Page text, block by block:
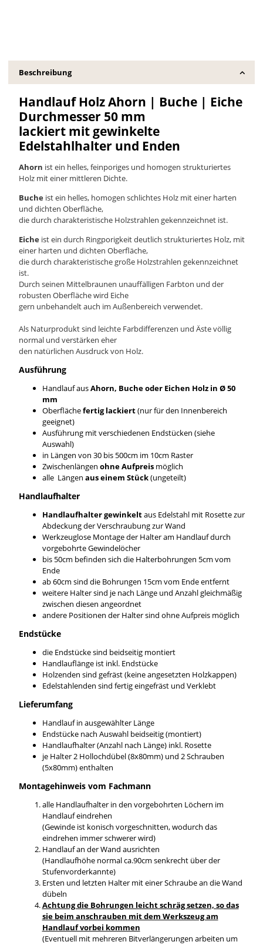
Beschreibung
Handlauf Holz Ahorn | Buche | Eiche
Durchmesser 50 mm
lackiert mit gewinkelte
Edelstahlhalter und Enden
Ahorn ist ein helles, feinporiges und homogen strukturiertes
Holz mit einer mittleren Dichte.
Bucheist ein helles, homogen schlichtes Holz mit einer harten
und dichten Oberfläche,
die durch charakteristische Holzstrahlen gekennzeichnet ist.
Eicheist ein durch Ringporigkeit deutlich strukturiertes Holz, mit
einer harten und dichten Oberfläche,
die durch charakteristische große Holzstrahlen gekennzeichnet
ist.
Durch seinen Mittelbraunen unauffälligen Farbton und der
robusten Oberfläche wird Eiche
gern unbehandelt auch im Außenbereich verwendet.
Als Naturprodukt sind leichte Farbdifferenzen und Äste völlig
normal und verstärken eher
den natürlichen Ausdruck von Holz.
Ausführung
Handlauf ausAhorn, Buche oder Eichen Holz in Ø 50
mm
Oberflächefertig lackiert(nur für den Innenbereich
geeignet)
Ausführung mit verschiedenen Endstücken (siehe
Auswahl)
in Längen von 30 bis 500cm im 10cm Raster
Zwischenlängen ohne Aufpreis möglich
alle Längen aus einem Stück(ungeteilt)
Handlaufhalter
Handlaufhalter gewinkeltaus Edelstahl mit Rosette zur
Abdeckung der Verschraubung zur Wand
Werkzeuglose Montage der Halter am Handlauf durch
vorgebohrte Gewindelöcher
bis 50cm befinden sich die Halterbohrungen 5cm vom
Ende
ab 60cm sind die Bohrungen 15cm vom Ende entfernt
weitere Halter sind je nach Länge und Anzahl gleichmäßig
zwischen diesen angeordnet
andere Positionen der Halter sind ohne Aufpreis möglich
Endstücke
die Endstücke sind beidseitig montiert
Handlauflänge ist inkl. Endstücke
Holzenden sind gefräst (keine angesetzten Holzkappen)
Edelstahlenden sind fertig eingefräst und Verklebt
Lieferumfang
Handlauf in ausgewählter Länge
Endstücke nach Auswahl beidseitig (montiert)
Handlaufhalter (Anzahl nach Länge) inkl. Rosette
je Halter 2 Hollochdübel (8x80mm) und 2 Schrauben
(5x80mm) enthalten
Montagehinweis vom Fachmann
alle Handlaufhalter in den vorgebohrten Löchern im
Handlauf eindrehen
(Gewinde ist konisch vorgeschnitten, wodurch das
eindrehen immer schwerer wird)
Handlauf an der Wand ausrichten
(Handlaufhöhe normal ca.90cm senkrecht über der
Stufenvorderkannte)
Ersten und letzten Halter mit einer Schraube an die Wand
dübeln
Achtung die Bohrungen leicht schräg setzen, so das
sie beim anschrauben mit dem Werkszeug am
Handlauf vorbei kommen
(Eventuell mit mehreren Bitverlängerungen arbeiten um